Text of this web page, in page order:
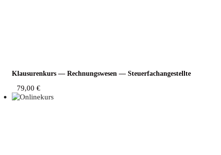
Klau­su­ren­kurs — Rech­nungs­we­sen — Steuerfachangestellte
79,00 €